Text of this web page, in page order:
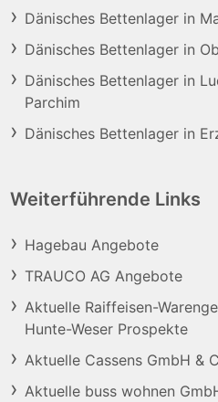
Dänisches Bettenlager in
Dänisches Bettenlager in
Dänisches Bettenlager in
Parchim
Dänisches Bettenlager in
Weiterführende Links
Hagebau Angebote
TRAUCO AG Angebote
Aktuelle Raiffeisen-
Hunte-Weser Prospekte
Aktuelle Cassens GmbH &
Aktuelle buss wohnen